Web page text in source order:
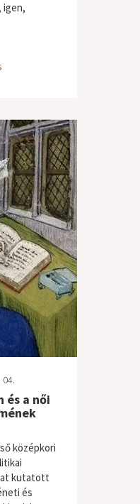
igen,
04.
és a női
középkori
kutatott
és